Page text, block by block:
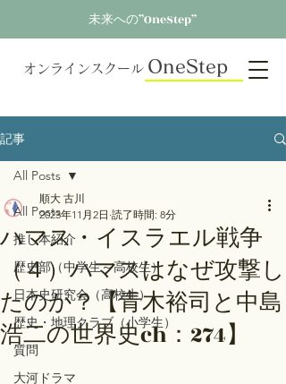
未来への”OneStep”
オンラインスクール OneStep
記事
All Posts
推し本紹介
歴史部（中学生～高校生）
日本史研究会（高校生）
歴史・地理クラブ（小学生）
質問
大河ドラマ
All Posts
ハマス・イスラエル戦争
（４）ハマスはなぜ攻撃し
たのか？【青木裕司と中島
浩二の世界史ch：274】
順大 古川
2023年11月2日 読了時間: 8分